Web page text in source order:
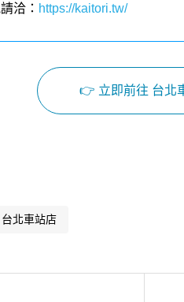
洽： https://kaitori.tw/
👉 立即前往 台北
台北車站店